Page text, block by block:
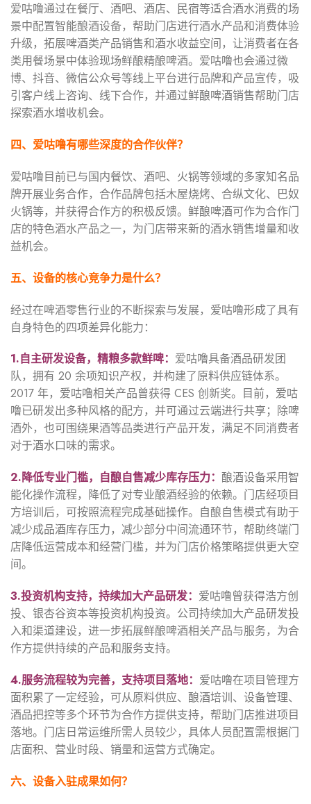
爱咕噜通过在餐厅、酒吧、酒店、民宿等适合酒水消费的场
景中配置智能酿酒设备，帮助门店进行酒水产品和消费体验
升级，拓展啤酒类产品销售和酒水收益空间，让消费者在各
类用餐场景中体验现场鲜酿精酿啤酒。爱咕噜也会通过微
博、抖音、微信公众号等线上平台进行品牌和产品宣传，吸
引客户线上咨询、线下合作，并通过鲜酿啤酒销售帮助门店
探索酒水增收机会。
四、爱咕噜有哪些深度的合作伙伴？
爱咕噜目前已与国内餐饮、酒吧、火锅等领域的多家知名品
牌开展业务合作，合作品牌包括木屋烧烤、合纵文化、巴奴
火锅等，并获得合作方的积极反馈。鲜酿啤酒可作为合作门
店的特色酒水产品之一，为门店带来新的酒水销售增量和收
益机会。
五、设备的核心竞争力是什么？
经过在啤酒零售行业的不断探索与发展，爱咕噜形成了具有
自身特色的四项差异化能力：
1.自主研发设备，精粮多款鲜啤： 爱咕噜具备酒品研发团
队，拥有 20 余项知识产权，并构建了原料供应链体系。
2017 年，爱咕噜相关产品曾获得 CES 创新奖。目前，爱咕
噜已研发出多种风格的配方，并可通过云端进行共享；除啤
酒外，也可围绕果酒等品类进行产品开发，满足不同消费者
对于酒水口味的需求。
2.降低专业门槛，自酿自售减少库存压力： 酿酒设备采用智
能化操作流程，降低了对专业酿酒经验的依赖。门店经项目
方培训后，可按照流程完成基础操作。自酿自售模式有助于
减少成品酒库存压力，减少部分中间流通环节，帮助终端门
店降低运营成本和经营门槛，并为门店价格策略提供更大空
间。
3.投资机构支持，持续加大产品研发： 爱咕噜曾获得浩方创
投、银杏谷资本等投资机构投资。公司持续加大产品研发投
入和渠道建设，进一步拓展鲜酿啤酒相关产品与服务，为合
作方提供持续的产品和服务支持。
4.服务流程较为完善，支持项目落地： 爱咕噜在项目管理方
面积累了一定经验，可从原料供应、酿酒培训、设备管理、
酒品把控等多个环节为合作方提供支持，帮助门店推进项目
落地。门店日常运维所需人员较少，具体人员配置需根据门
店面积、营业时段、销量和运营方式确定。
六、设备入驻成果如何？